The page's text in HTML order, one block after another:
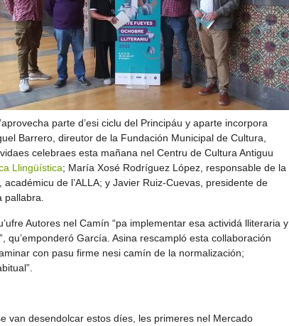
parte d’esi ciclu del Principáu y aparte incorpora
Barrero, direutor de la Fundación Municipal de Cultura,
celebraes esta mañana nel Centru de Cultura Antiguu
Llingüística; María Xosé Rodríguez López, responsable de la
académicu de l’ALLA; y Javier Ruiz-Cuevas, presidente de
pallabra.
Autores nel Camín “pa implementar esa actividá lliteraria y
García. Asina rescampló esta collaboración
con pasu firme nesi camín de la normalización;
van desendolcar estos díes, les primeres nel Mercado